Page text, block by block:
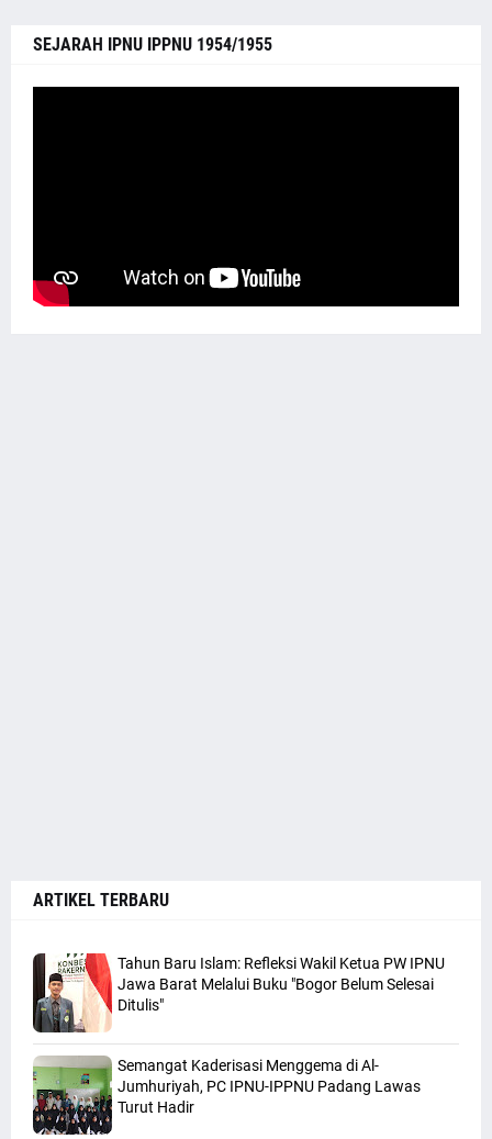
SEJARAH IPNU IPPNU 1954/1955
ARTIKEL TERBARU
Tahun Baru Islam: Refleksi Wakil Ketua PW IPNU
Jawa Barat Melalui Buku "Bogor Belum Selesai
Ditulis"
Semangat Kaderisasi Menggema di Al-
Jumhuriyah, PC IPNU-IPPNU Padang Lawas
Turut Hadir